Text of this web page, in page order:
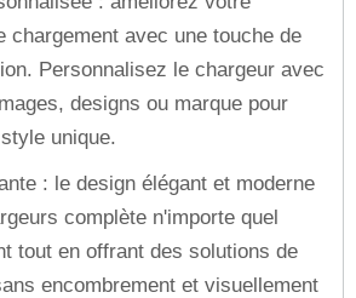
chargement avec une touche de
Personnalisez le chargeur avec
designs ou marque pour
unique.
: le design élégant et moderne
complète n'importe quel
tout en offrant des solutions de
encombrement et visuellement